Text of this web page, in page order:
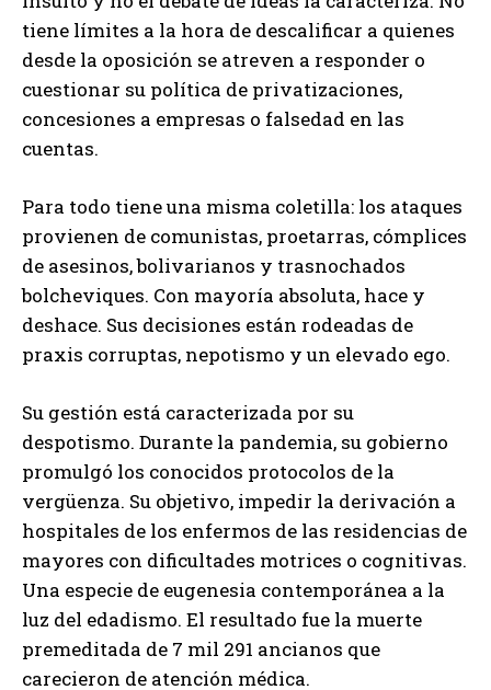
tiene límites a la hora de descalificar a quienes
desde la oposición se atreven a responder o
cuestionar su política de privatizaciones,
concesiones a empresas o falsedad en las
cuentas.
Para todo tiene una misma coletilla: los ataques
provienen de comunistas, proetarras, cómplices
de asesinos, bolivarianos y trasnochados
bolcheviques. Con mayoría absoluta, hace y
deshace. Sus decisiones están rodeadas de
praxis corruptas, nepotismo y un elevado ego.
Su gestión está caracterizada por su
despotismo. Durante la pandemia, su gobierno
promulgó los conocidos protocolos de la
vergüenza. Su objetivo, impedir la derivación a
hospitales de los enfermos de las residencias de
mayores con dificultades motrices o cognitivas.
Una especie de eugenesia contemporánea a la
luz del edadismo. El resultado fue la muerte
premeditada de 7 mil 291 ancianos que
carecieron de atención médica.